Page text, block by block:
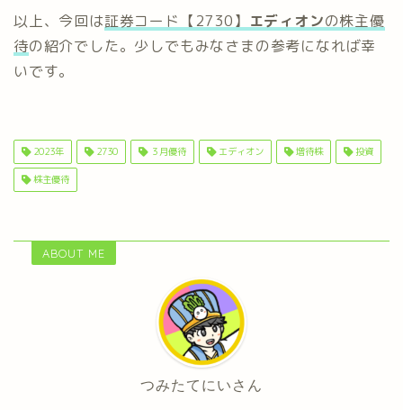
以上、今回は証券コード【2730】 エディオンの株主優
待の紹介でした。少しでもみなさまの参考になれば幸
いです。
2023年 2730 ３月優待 エディオン 増待株 投資
株主優待
ABOUT ME
つみたてにいさん